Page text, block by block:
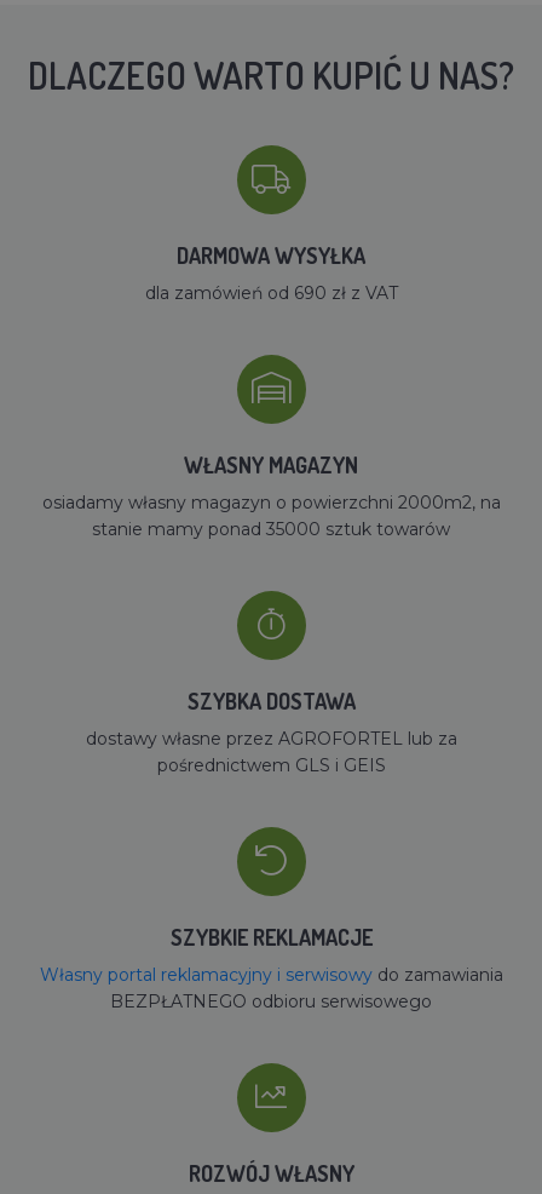
DLACZEGO WARTO KUPIĆ U NAS?
DARMOWA WYSYŁKA
dla zamówień od 690 zł z VAT
WŁASNY MAGAZYN
osiadamy własny magazyn o powierzchni 2000m2, na
stanie mamy ponad 35000 sztuk towarów
SZYBKA DOSTAWA
dostawy własne przez AGROFORTEL lub za
pośrednictwem GLS i GEIS
SZYBKIE REKLAMACJE
Własny portal reklamacyjny i serwisowydo zamawiania
BEZPŁATNEGO odbioru serwisowego
ROZWÓJ WŁASNY